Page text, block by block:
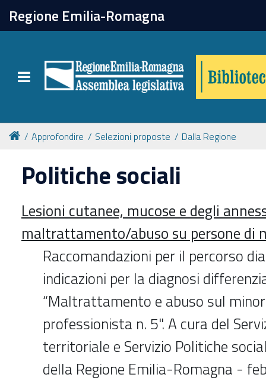
Regione Emilia-Romagna
Toggle navigation
chiudi
Catalogo online
Collezioni
Per approfondire
Appuntamenti
Prenotazione spazi
Approfondire Selezioni proposte Dalla Regione
Politiche sociali
Lesioni cutanee, mucose e degli
maltrattamento/abuso su persone di
Raccomandazioni per il percorso
indicazioni per la diagnosi
“Maltrattamento e abuso sul
professionista n. 5". A cura del
territoriale e Servizio Politiche
della Regione Emilia-Romagna -